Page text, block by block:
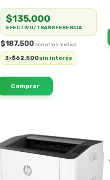
$187.500
3x$62.500sin interés
$135.000
EFECTIVO/TRANSFERENCIA